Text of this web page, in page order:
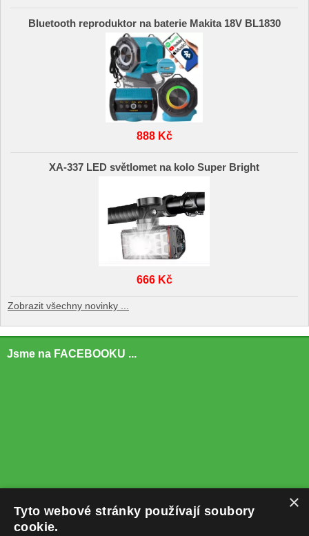
Bluetooth reproduktor na baterie Makita 18V BL1830
888 Kč
XA-337 LED světlomet na kolo Super Bright
666 Kč
Zobrazit všechny novinky ...
Jsme na FACEBOOKU ...
×
Tyto webové stránky používají soubory
cookie.